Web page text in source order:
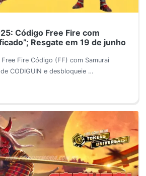
Código Free Fire com
Resgate em 19 de junho
Fire Código (FF) com Samurai
CODIGUIN e desbloqueie …